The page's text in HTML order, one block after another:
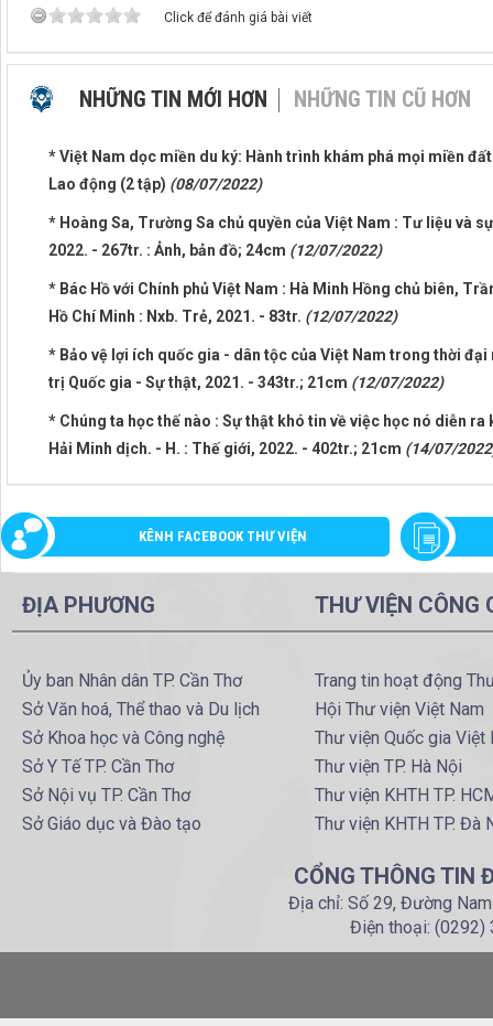
Click để đánh giá bài viết
NHỮNG TIN MỚI HƠN NHỮNG TIN CŨ HƠN
* Việt Nam dọc miền du ký: Hành trình khám phá mọi miền
Lao động (2 tập) (08/07/2022)
* Hoàng Sa, Trường Sa chủ quyền của Việt Nam : Tư liệu và
2022. - 267tr. : Ảnh, bản đồ; 24cm (12/07/2022)
* Bác Hồ với Chính phủ Việt Nam : Hà Minh Hồng chủ biên,
Hồ Chí Minh : Nxb. Trẻ, 2021. - 83tr. (12/07/2022)
* Bảo vệ lợi ích quốc gia - dân tộc của Việt Nam trong thời
trị Quốc gia - Sự thật, 2021. - 343tr.; 21cm (12/07/2022)
* Chúng ta học thế nào : Sự thật khó tin về việc học nó diễn
Hải Minh dịch. - H. : Thế giới, 2022. - 402tr.; 21cm (14/07/
KÊNH FACEBOOK THƯ VIỆN
ĐỊA PHƯƠNG
Ủy ban Nhân dân TP. Cần Thơ
Sở Văn hoá, Thể thao và Du lịch
Sở Khoa học và Công nghệ
Sở Y Tế TP. Cần Thơ
Sở Nội vụ TP. Cần Thơ
Sở Giáo dục và Đào tạo
THƯ VIỆN CÔNG
Trang tin hoạt động
Hội Thư viện Việt Nam
Thư viện Quốc gia Việt
Thư viện TP. Hà Nội
Thư viện KHTH TP.
Thư viện KHTH TP. Đà
CỔNG THÔNG TIN
Địa chỉ: Số 29, Đường
Điện thoại: (0292)